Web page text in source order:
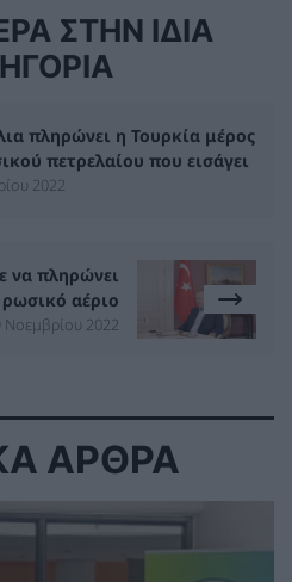
ΣΤΗΝ ΙΔΙΑ
πληρώνει η Τουρκία μέρος
πετρελαίου που εισάγει
2022
να πληρώνει
αέριο
Νοεμβρίου 2022
ΑΡΘΡΑ